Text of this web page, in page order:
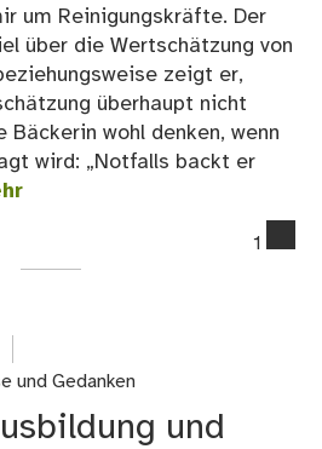
um Reinigungskräfte. Der
über die Wertschätzung von
zeigt er,
überhaupt nicht
Bäckerin wohl denken, wenn
wird: „Notfalls backt er
1
und Gedanken
und